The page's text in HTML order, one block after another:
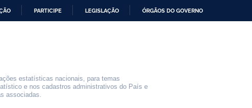
PARTICIPE LEGISLAÇÃO ÓRGÃOS DO GOVERNO
estatísticas nacionais, para temas
e nos cadastros administrativos do País e
associadas.